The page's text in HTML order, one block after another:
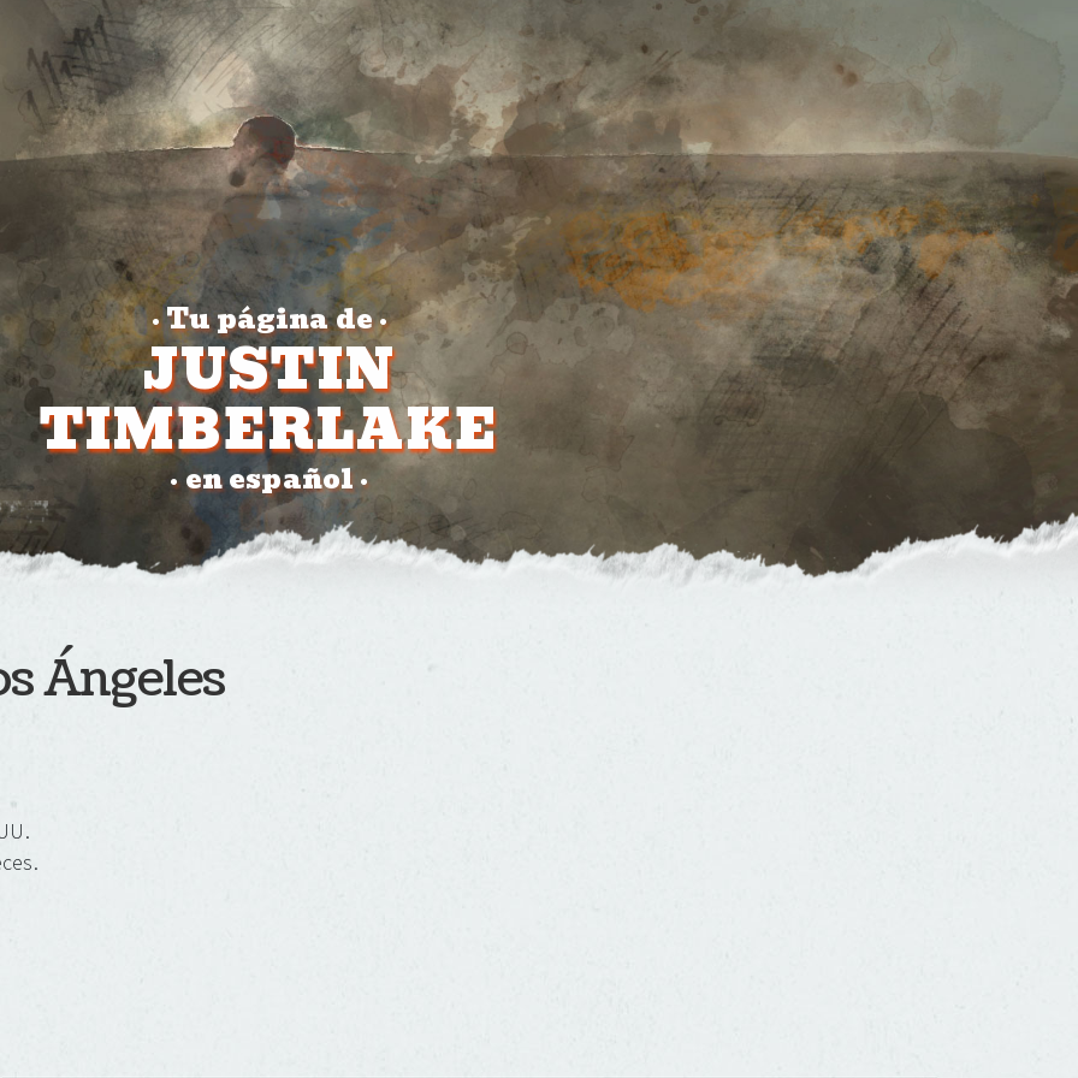
•Tu página de•
JUSTIN
TIMBERLAKE
•en español •
Ángeles